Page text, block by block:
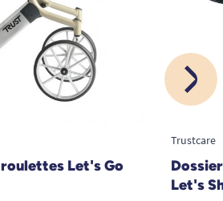
Let's Go
Trustcare
Let's